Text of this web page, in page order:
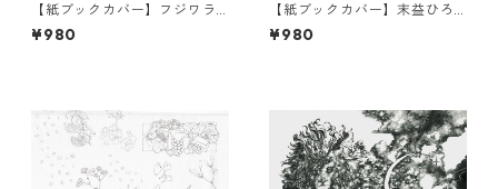
【紙ブックカバー】フジワラ
ヨシト/街の風景
¥980
【紙ブックカバー】末益ひろ
こ/KUKKA
¥980